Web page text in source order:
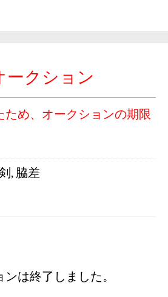
ークション
ため、オークションの期限
脇差
は終了しました。